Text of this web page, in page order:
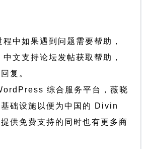
中如果遇到问题需要帮助，
文支持论坛发帖获取帮助，
复。
综合服务平台，薇晓
础设施以便为中国的 Divin
供免费支持的同时也有更多商